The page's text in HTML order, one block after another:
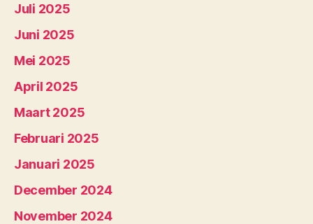
Juli 2025
Juni 2025
Mei 2025
April 2025
Maart 2025
Februari 2025
Januari 2025
December 2024
November 2024